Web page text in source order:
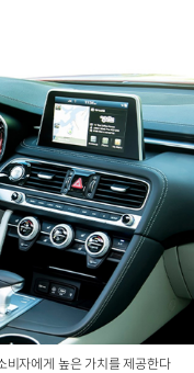
비자에게 높은 가치를 제공한다